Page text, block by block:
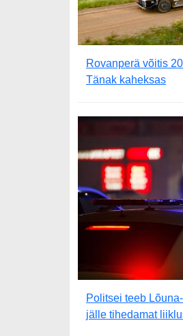
Rovanperä võitis
Tänak kaheksas
Politsei teeb
jälle tihedamat